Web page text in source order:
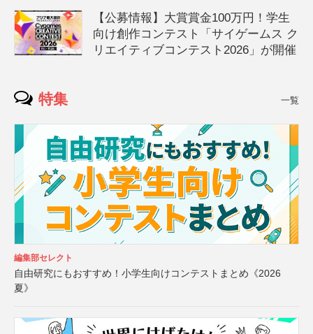
【公募情報】大賞賞金100万円！学生
向け創作コンテスト「サイゲームス ク
リエイティブコンテスト2026」が開催
特集 一覧
編集部セレクト
自由研究にもおすすめ！小学生向けコンテストまとめ《2026
夏》